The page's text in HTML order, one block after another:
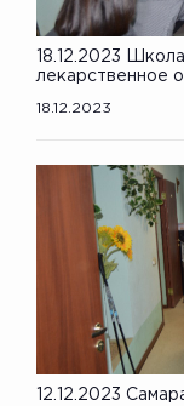
18.12.2023
лекарственное
18.12.2023
12.12.2023